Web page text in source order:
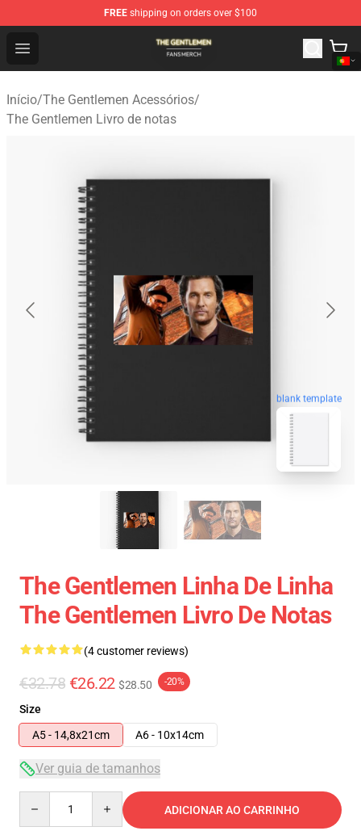
FREE shipping on orders over $100
Open menu
The Gentlemen Shop - Official The Gentlemen
Início/The Gentlemen Acessórios/
The Gentlemen Livro de notas
blank template
The Gentlemen Linha De Linha
The Gentlemen Livro De Notas
(4 customer reviews)
€32.78 €26.22 $28.50 -20%
Size
A5 - 14,8x21cm
A6 - 10x14cm
Ver guia de tamanhos
ADICIONAR AO CARRINHO